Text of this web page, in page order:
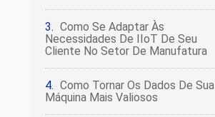
Como Se Adaptar Às
Necessidades De IIoT De Seu
Cliente No Setor De Manufatura
Como Tornar Os Dados De Sua
Máquina Mais Valiosos